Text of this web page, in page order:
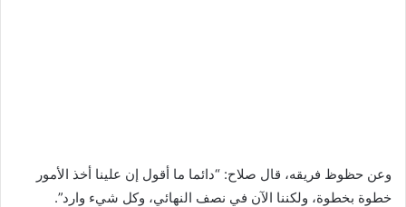
وعن حظوظ فريقه، قال صلاح: “دائما ما أقول إن علينا أخذ الأمور
خطوة بخطوة، ولكننا الآن في نصف النهائي، وكل شيء وارد”.